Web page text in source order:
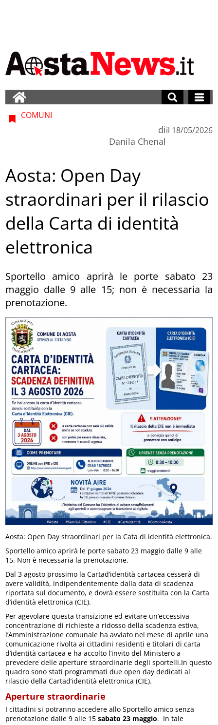
COMUNI
di
Danila Chenal
il 18/05/2026
Aosta: Open Day
straordinari per il rilascio
della Carta di identità
elettronica
Sportello amico aprirà le porte sabato 23
maggio dalle 9 alle 15; non è necessaria la
prenotazione.
Aosta: Open Day straordinari per la Cata di identità elettronica.
Sportello amico aprirà le porte sabato 23 maggio dalle 9 alle
15. Non è necessaria la prenotazione.
Dal 3 agosto prossimo la Cartad’identità cartacea cesserà di
avere validità, indipendentemente dalla data di scadenza
riportata sul documento, e dovrà essere sostituita con la Carta
d’identità elettronica (CIE).
Per agevolare questa transizione ed evitare un’eccessiva
concentrazione di richieste a ridosso della scadenza estiva,
l’Amministrazione comunale ha avviato nel mese di aprile una
comunicazione rivolta ai cittadini residenti e titolari di carta
d’identità cartacea e ha accolto l’invito del Ministero a
prevedere delle aperture straordinarie degli sportelli.In questo
quadro sono stati programmati due open day dedicati al
rilascio della Cartad’identità elettronica (CIE).
Aperture straordinarie
I cittadini si potranno accedere allo Sportello amico senza
prenotazione dalle 9 alle 15sabato 23 maggio. In tale